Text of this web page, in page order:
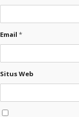
Email *
Situs Web